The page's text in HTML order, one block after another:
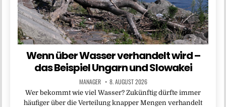
Wenn über Wasser verhandelt wird –
das Beispiel Ungarn und Slowakei
MANAGER 8. AUGUST 2026
Wer bekommt wie viel Wasser? Zukünftig dürfte immer
häufiger über die Verteilung knapper Mengen verhandelt